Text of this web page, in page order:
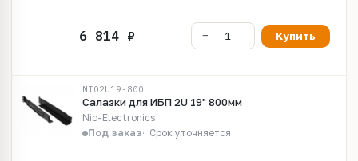
Купить
NIO2U19-800
Салазки для ИБП 2U 19" 800мм
Nio-Electronics
Под заказ
Срок уточняется